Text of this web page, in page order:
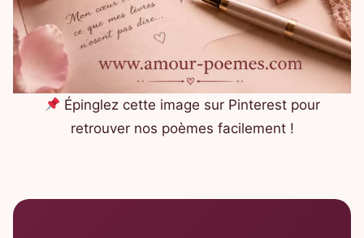
Épinglez cette image sur Pinterest pour
retrouver nos poèmes facilement !